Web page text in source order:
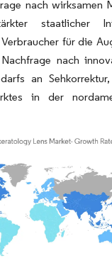
nach wirksamen
staatlicher
für die
nach
an
in der